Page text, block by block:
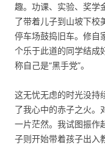
趣。功课、实验、奖学
了带着儿子到山坡下校
停车场鼓捣旧车。修自
个乐于此道的同学结成
称自己是“黑手党”。
这无忧无虑的时光没持
了我心中的赤子之火。
一片茫然。我试图振作
子则开始带着孩子出入